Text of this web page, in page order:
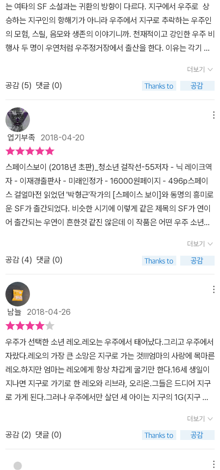
지도 모른다. 우리 청소년이 만들어갈 미래를 위해 꼭 알아야 하고 생
각해 보아야 할 주제이다. 정말 재미있게 읽을 수 있다면, 금상첨화이
다.
받으면서 자란 우리는 잘 못 느끼지만 없던 곳에서 온 아이들은 다르
다. 어느 정도 적응기를 거치면 충분히 적응할 수 있을 것이라고 생각
했다. 하지만 현실은 다르다. 너무나도 약한 뼈는 간단한 충격에도 부
러지고, 약한 근력은 쉽게 걷지도 못하게 한다. 어느 정도 기간을 거친
이 기다리고 있다. 물론 이들의 몸상태는 계속해서 회사에 보고해야
한다. 레오는 할아버지의 농장에서 새로운 삶을 시작한다. 행복한 시
간이지만 몸은 쉽게 적응을 하지 못한다. 그러다 사건이 터진다. 이 사
건은 놀라운 비밀을 알려준다. 작가는 장소가 바뀌면 사건을 일으켜
긴장감을 고조시킨다. 가장 큰 비밀을 중간에 터트려 어떤 방향으로
이야기를 이끌지 궁금하게 만든다. 이 과정들을 보면서 나의 머릿속
에서 영화의 이미지가 떠올랐다. 영화로 만들면 재미있겠다는 생각이
든 것이다. 소설보다 더. 우주에서 태어나 자란 아이가 지구에 왔다가
출생의 비밀을 듣고 용감한 선택을 한다는 설정과 우주정거장과 우주
선 등이 주는 장면들이 아주 재밌을 것 같다. 그리고 미래의 지구에서
가장 큰 문제로 지구온난화와 인구 증가를 꼽은 것은 다른 SF로 생각
이 넘어가게 만들었다. 여러 SF영화와 소설의 이미지들이 읽는 내내
는 거대한 힘에 적응하기가 결코 녹록하지 않았다. 어색한 엄마와의
관계와는 달리 농장을 운영하는 할아버지와는 뭔가 통하는 느낌을 받
으며 조금씩 지구 환경에 적응해나가지만 자신을 둘러싼 모종의 음모
가 진행되고 있음을 느끼게 된 레오는평범한 지구 아이들처럼 달리다
가 다리가 부러지고 마는데... 처음에는 단순히 우주출생 소년이 지
구 적응과정에서 벌어지는 에피소드를 그린 작품인 줄 알았는데 후반
루먼 쇼'가 연상되는 설정이라 할 수 있었는데 레오의 출생의 비밀이
드러나면서 모든 것이 거대한 계획과 실험의 일부란 사실이 모두를
충격에 빠뜨린다. 인간 모르모트 내지 마루타 취급을 당한 레오가 자
신의 고향인 우주로 다시 돌아가는 건 어쩌면 필연이라고 할 수 있었
는데 그 과정에서 나름 아기자기한 스릴러의 재미를 주었다. 우주에
서든 지구에서든 인간다운 대접을 받으며 살 수 있어야 하는데 그게
말처럼 쉽지 않은 게 현실이다. 차라리 좀 답답하고 외로워도 인간
이 드문 우주가 훨씬 나을 수도 있다는 슬픈 진실을 깨닫게 해준 책이
었는데 여러 과학적 지식의 토대 위에 우주 소년 레오의 성장소설로
는 여타의 SF 소설과는 귀환의 방향이 다르다. 지구에서 우주로 상
승하는 지구인의 항해기가 아니라 우주에서 지구로 추락하는 우주인
의 모험, 스릴, 음모와 생존의 이야기니까. 천재적이고 강인한 우주 비
행사 두 명이 우연처럼 우주정거장에서 출산을 한다. 이유는 각기 달
서 또 긴 우주생활 속 육체적 유혹을 견디지 못한 댓가로. 우주 출산이
라는 인류사에 전후무후한 이 사건의 결과로 스페이스 베이비가 탄생
한다. 사자자리 레오와 천칭자리 리브라, 오리온자리의 오리온. 낭만
적인 별자리 이름의 주인공들은 16살 생일이 얼마 남지 않은 때에 꿈
에도 바라마지 않던 지구 귀환길에 오른다. 떠나온 적도 없는데 모두
가 고향이라고 말하는 곳 집이라고 일컬어지는 중력의 세상을 찾
아. 무도회, 파리, 세퀘이아 나무, 미슐랭 별점을 받은 음식, 시스티
나 예배당의 미켈란젤로 천장화, 제이슨 무커지의 바흐 평균율 클라
비어 연주, 이 모든 것들이 존재하는 곳 지구라는 판타지아를 향해. 나
는 언제나 사랑했다. 달이 지구를 사랑하듯이.이제는 안다. 지구가 달
을 어떻게 사랑하는지도 : 전송완료영화 월터의 상상은 현실이 된다
포스터 속 세 개의 문구. '해본 것 없음 가본 곳 없음 특별한 일 없음'
월터 미티를 표현하는 이 말은 레오, 오리온, 리브라 세 아이에게도 썩
들어맞는다. 우주정거장 문2에서 할 수 있는 일은 제한적이다. 전자
게 다다. 문을 열고 밖으로 나갈 수도 없다. 광활한 우주의 미아가 되
어 썩지도 않는 상태로 떠다닐 생각이 아니라면. 특별한 만남도 특별
한 볼거리도 특별한 우연도 특별한 사건도 없이 강제 히키코모리가
되어야만 했던 시간이랄까. 그랬던 아이들에게 불쑥 지구가 다가온
다. 폭발하는 인구, 메마른 땅, 끊이지 않는 기상이변, 식량부족으로
허덕이는 푸른 행성이.특별한 자극들을 끊임없이 쏟아붓는 복잡한 사
람들과 함께. 상상했던 에덴 동산은 아니었다. 사과가 아래로 떨어지
는 황야에 비교할 법 할까. 게다가 아이들은 중력의 세계에 적응하지
못한 채 걸을 수 없고 숨쉴 수 없고 피가 고이고 뼈가 부러지는 비극을
된 고난과 음모, 에어리언이라는 손가락질, 감금치료 등등등. 줄거리
만 놓고 보면 소설은 우울해야 마땅한데 반전 또 반전으로 눈물나게
포근하고 따뜻하고 은유하며 사랑스럽다. 레오가 묘사하는 우주가 아
름다워서. 레오가 묘사하는 지구가 정말 아름다워서. 레오의 마음
더보기
공감 (5) 댓글 (0)
엽기부족 2018-04-20
스페이스보이 (2018년 초판)_청소년 걸작선-55저자 - 닉 레이크역
자 - 이재경출판사 - 미래인정가 - 16000원페이지 - 496p스페이
스 걸얼마전 읽었던 '박형근'작가의 [스페이스 보이]와 동명의 흥미로
운 SF가 출간되었다. 비슷한 시기에 이렇게 같은 제목의 SF가 연이
어 출간되는 우연이 흔한것 같진 않은데 이 작품은 어떤 우주 소년의
쓰여진 여타 SF와는 작품의 깊이나 감동이 다른 작품이랄까...성인이
읽기에도 전혀 모자람 없는 수준 높은 이야기를 보여준다. 앞서 출간
된 한국의 [스페이스 보이]와는 같은 SF장르지만 한국판이 판타지에
가깝다면 이 작품은 본격 SF, SF다운 SF라고 말할 수 있을것 같다.
우주에서 태어나 16년간 우주 정거장 문2에서 자란 레오와 쌍둥이 남
매 리브라, 오리온은 드디어 고대하던 지구로의 귀환을 허락 받는다.
무중력 공간에서 태어났기 때문에 지구 대기권을 진입할때 받게 되는
충격을 견딜 수 있는 나이가 16살 이었던 것이다. 마침내 지구 귀환의
날이 찾아오고, 이런 저런 우여곡절 끝에 스페이스 휴면 3인은 드디
어 지구의 땅을 직접 밟고, 1G 중력을 몸으로 느끼며, 바람에 불려오
는 대기의 냄새를 맡으며 열망하던 지구로 도착한것에 감동 받는
다. 도착 후 병원에서 한달간 지구 적응 훈련과 더불어 각종 검사를 받
은 3인은 마침내 집으로 돌아가도 된다는 허락을 받고, 쌍둥이는 엄
마의 집으로, 레오는 할아버지의 소 목장에서 생활하게 된다. 우주에
더보기
공감 (4) 댓글 (0)
남늘 2018-04-26
우주가 선택한 소년 레오.레오는 우주에서 태어났다.그리고 우주에서
자랐다.레오의 가장 큰 소망은 지구로 가는 것!!!엄마의 사랑에 목마른
레오.하지만 엄마는 레오에게 항상 차갑게 굴기만 한다.16세 생일이
지나면 지구로 가기로 한 레오와 리브라, 오리온.그들은 드디어 지구
로 가게 된다.그러나 우주에서만 살던 세 아이는 지구의 1G(지구 중
과정에 레오는 '에일리언'이란 이야기를 듣게 되는데...!!!사실 이 뒷 배
경엔 어마무시한 일이 숨겨져 있다.물론 그건 전체 인류를 위한 일이
지만, 다른 한편으론 하나의 인권을, 삶을 무자비하게 짓밟은 사건이
아닐 수 없다.하지만 이걸 과연 나쁘다고 할 수 있을까?좋다고 할 수
더보기
공감 (2) 댓글 (0)